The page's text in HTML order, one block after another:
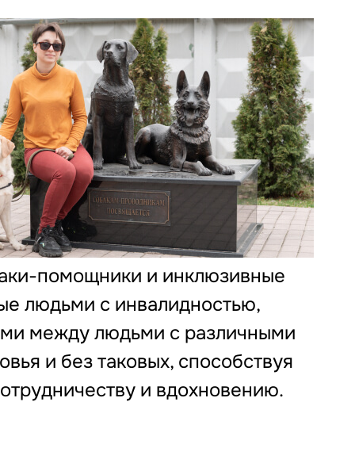
помощники и инклюзивные
людьми с инвалидностью,
между людьми с различными
и без таковых, способствуя
и вдохновению.